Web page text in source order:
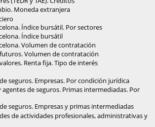
Moneda extranjera
Índice bursátil. Por sectores
Índice bursátil
Volumen de contratación
Volumen de contratación
Renta fija. Tipo de interés
seguros. Empresas. Por condición jurídica
agentes de seguros. Primas intermediadas. Por
seguros. Empresas y primas intermediadas
de actividades profesionales, administrativas y